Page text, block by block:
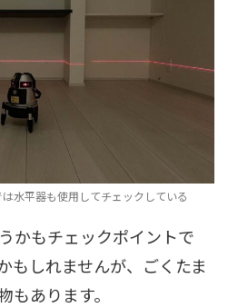
水平器も使用してチェックしている
かもチェックポイントで
もしれませんが、ごくたま
もあります。